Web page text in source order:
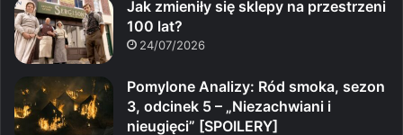
Jak zmieniły się sklepy na przestrzeni
100 lat?
24/07/2026
Pomylone Analizy: Ród smoka, sezon
3, odcinek 5 – „Niezachwiani i
nieugięci” [SPOILERY]